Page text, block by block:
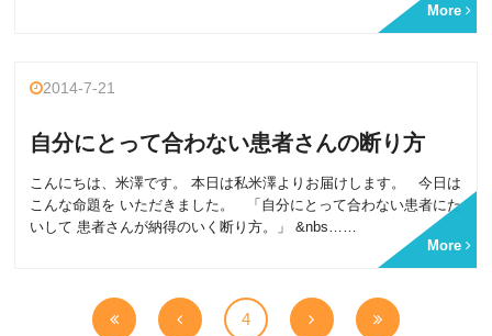
More
2014-7-21
自分にとって合わない患者さんの断り方
こんにちは、米澤です。 本日は私米澤よりお届けします。 今日は
こんな命題を いただきました。 「自分にとって合わない患者にた
いして 患者さんが納得のいく断り方。」 &nbs……
More
4